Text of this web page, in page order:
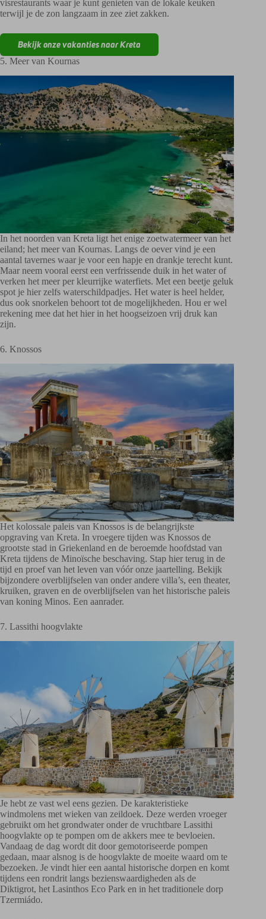
visrestaurants waar je kunt genieten van de lokale keuken
terwijl je de zon langzaam in zee ziet zakken.
Bekijk onze vakanties naar Kreta
5. Meer van Kournas
In het noorden van Kreta ligt het enige zoetwatermeer van het
eiland; het meer van Kournas. Langs de oever vind je een
aantal tavernes waar je voor een hapje en drankje terecht kunt.
Maar neem vooral eerst een verfrissende duik in het water of
verken het meer per kleurrijke waterfiets. Met een beetje geluk
spot je hier zelfs waterschildpadjes. Het water is heel helder,
dus ook snorkelen behoort tot de mogelijkheden. Hou er wel
rekening mee dat het hier in het hoogseizoen vrij druk kan
zijn.
6. Knossos
Het kolossale paleis van Knossos is de belangrijkste
opgraving van Kreta. In vroegere tijden was Knossos de
grootste stad in Griekenland en de beroemde hoofdstad van
Kreta tijdens de Minoïsche beschaving. Stap hier terug in de
tijd en proef van het leven van vóór onze jaartelling. Bekijk
bijzondere overblijfselen van onder andere villa’s, een theater,
kruiken, graven en de overblijfselen van het historische paleis
van koning Minos. Een aanrader.
7. Lassithi hoogvlakte
Je hebt ze vast wel eens gezien. De karakteristieke
windmolens met wieken van zeildoek. Deze werden vroeger
gebruikt om het grondwater onder de vruchtbare Lassithi
hoogvlakte op te pompen om de akkers mee te bevloeien.
Vandaag de dag wordt dit door gemotoriseerde pompen
gedaan, maar alsnog is de hoogvlakte de moeite waard om te
bezoeken. Je vindt hier een aantal historische dorpen en komt
tijdens een rondrit langs bezienswaardigheden als de
Diktigrot, het Lasinthos Eco Park en in het traditionele dorp
Tzermiádo.